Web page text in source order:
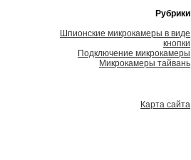
Рубрики
Шпионские микрокамеры в виде
кнопки
Подключение микрокамеры
Микрокамеры тайвань
Карта сайта